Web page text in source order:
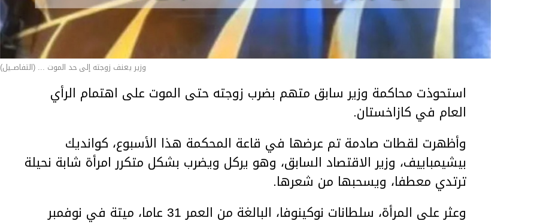
وزير يعنف زوجته إلى حد الموت ... (التفاصــيل)
استحوذت محاكمة وزير سابق متهم بضرب زوجته حتى الموت على اهتمام الرأي
العام في كازاخستان.
وأظهرت لقطات صادمة تم عرضها في قاعة المحكمة هذا الأسبوع، كوانديك
بيشيمباييف، وزير الاقتصاد السابق، وهو يركل ويضرب بشكل متكرر امرأة شابة نحيلة
ترتدي معطفا، ويسحبها من شعرها.
وعثر على المرأة، سلطانات نوكينوفا، البالغة من العمر 31 عاما، ميتة في نوفمبر